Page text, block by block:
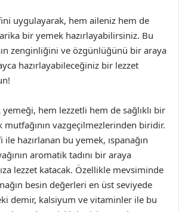
uygulayarak, hem aileniz hem de
bir yemek hazırlayabilirsiniz. Bu
zenginliğini ve özgünlüğünü bir araya
hazırlayabileceğiniz bir lezzet
yemeği, hem lezzetli hem de sağlıklı bir
mutfağının vazgeçilmezlerinden biridir.
ile hazırlanan bu yemek, ıspanağın
aromatik tadını bir araya
lezzet katacak. Özellikle mevsiminde
besin değerleri en üst seviyede
demir, kalsiyum ve vitaminler ile bu